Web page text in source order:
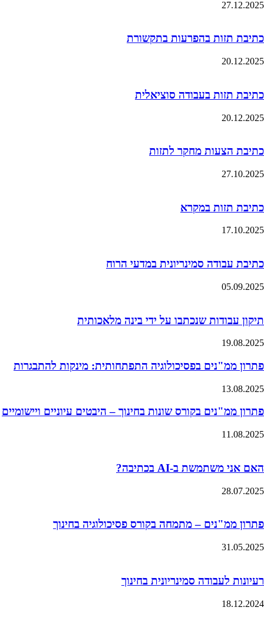
27.12.2025
כתיבת תזות בהפרעות בתקשורת
20.12.2025
כתיבת תזות בעבודה סוציאלית
20.12.2025
כתיבת הצעות מחקר לתזות
27.10.2025
כתיבת תזות במקרא
17.10.2025
כתיבת עבודה סמינריונית במדעי הרוח
05.09.2025
תיקון עבודות שנכתבו על ידי בינה מלאכותית
19.08.2025
פתרון ממ"נים בפסיכולוגיה התפתחותית: מינקות להתבגרות
13.08.2025
פתרון ממ"נים בקורס שונות בחינוך – היבטים עיוניים ויישומיים
11.08.2025
האם אני משתמשת ב-AI בכתיבה?
28.07.2025
פתרון ממ"נים – מתמחה בקורס פסיכולוגיה בחינוך
31.05.2025
רעיונות לעבודה סמינריונית בחינוך
18.12.2024